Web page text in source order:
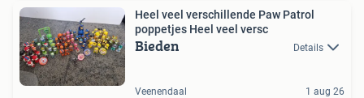
Heel veel verschillende Paw Patrol
poppetjes Heel veel versc
Bieden Details
Veenendaal 1 aug 26